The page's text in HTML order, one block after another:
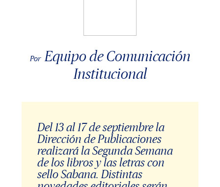
Por Equipo de Comunicación
Institucional
Del 13 al 17 de septiembre la
Dirección de Publicaciones
realizará la Segunda Semana
de los libros y las letras con
sello Sabana. Distintas